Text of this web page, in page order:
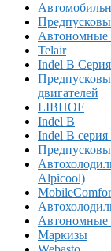
Автономные
Telair
Indel B
двигателей
LIBHOF
Indel B
Indel B
Alpicool)
Автономные
Маркизы